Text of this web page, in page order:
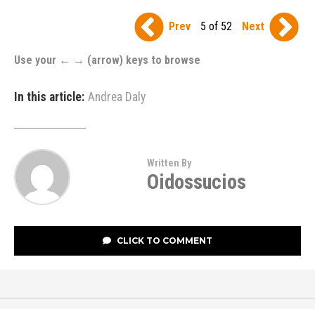
Prev 5 of 52 Next
Use your ← → (arrow) keys to browse
In this article: Andrea Daly
Written By
Oidossucios
CLICK TO COMMENT